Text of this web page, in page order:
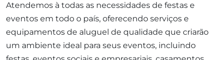
Atendemos à todas as necessidades de festas e
eventos em todo o país, oferecendo serviços e
equipamentos de aluguel de qualidade que criarão
um ambiente ideal para seus eventos, incluindo